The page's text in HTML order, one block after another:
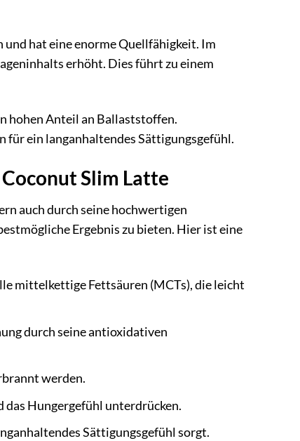
hat eine enorme Quellfähigkeit. Im
erhöht. Dies führt zu einem
hohen Anteil an Ballaststoffen.
für ein langanhaltendes Sättigungsgefühl.
Slim Latte
auch durch seine hochwertigen
Ergebnis zu bieten. Hier ist eine
mittelkettige Fettsäuren (MCTs), die leicht
durch seine antioxidativen
werden.
das Hungergefühl unterdrücken.
Sättigungsgefühl sorgt.